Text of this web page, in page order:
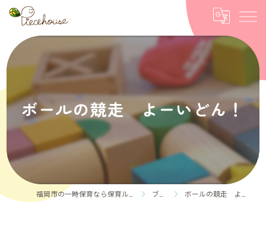
ボールの競走 よーいどん！
ブログ ボールの競走 よーいどん！